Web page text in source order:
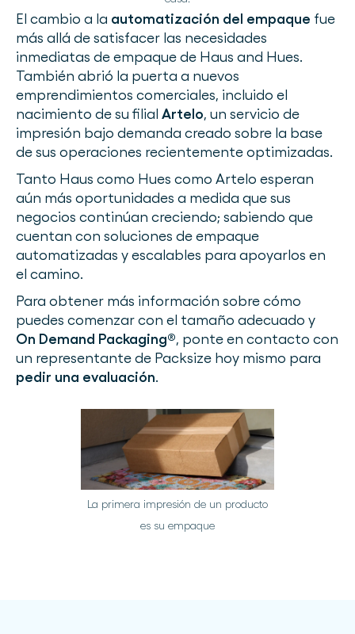
El cambio a la automatización del empaque fue
más allá de satisfacer las necesidades
inmediatas de empaque de Haus and Hues.
También abrió la puerta a nuevos
emprendimientos comerciales, incluido el
nacimiento de su filial Artelo, un servicio de
impresión bajo demanda creado sobre la base
de sus operaciones recientemente optimizadas.
Tanto Haus como Hues como Artelo esperan
aún más oportunidades a medida que sus
negocios continúan creciendo; sabiendo que
cuentan con soluciones de empaque
automatizadas y escalables para apoyarlos en
el camino.
Para obtener más información sobre cómo
puedes comenzar con el tamaño adecuado y
On Demand Packaging®, ponte en contacto con
un representante de Packsize hoy mismo para
pedir una evaluación.
La primera impresión de un producto
es su empaque